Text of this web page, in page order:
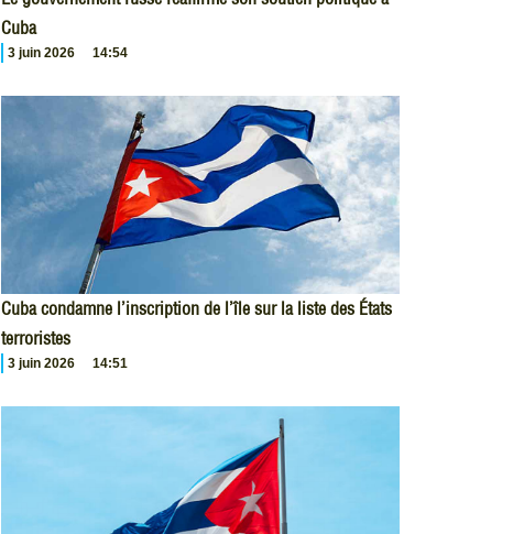
Cuba
3 juin 2026 14:54
Cuba condamne l’inscription de l’île sur la liste des États
terroristes
3 juin 2026 14:51